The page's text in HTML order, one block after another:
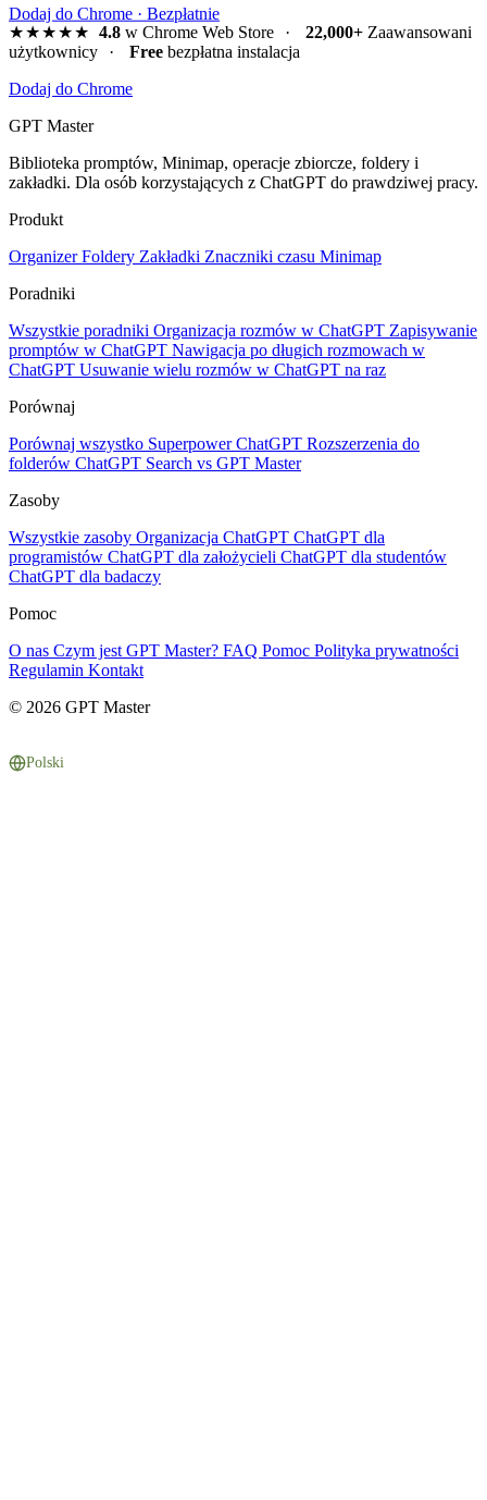
Dodaj do Chrome · Bezpłatnie
★★★★★ 4.8w Chrome Web Store · 22,000+Zaawansowani
użytkownicy
· Free bezpłatna instalacja
Dodaj do Chrome
GPT Master
Biblioteka promptów, Minimap, operacje zbiorcze, foldery i
zakładki. Dla osób korzystających z ChatGPT do prawdziwej pracy.
Produkt
OrganizerFoldery Zakładki Znaczniki czasu Minimap
Poradniki
Wszystkie poradniki Organizacja rozmów w ChatGPT Zapisywanie
promptów w ChatGPT Nawigacja po długich rozmowach w
ChatGPT Usuwanie wielu rozmów w ChatGPT na raz
Porównaj
Porównaj wszystko Superpower ChatGPT Rozszerzenia do
folderów ChatGPT Search vs GPT Master
Zasoby
Wszystkie zasoby Organizacja ChatGPT ChatGPT dla
programistów ChatGPT dla założycieli ChatGPT dla studentów
ChatGPT dla badaczy
Pomoc
O nas Czym jest GPT Master? FAQ Pomoc Polityka prywatności
Regulamin Kontakt
© 2026 GPT Master
Polski